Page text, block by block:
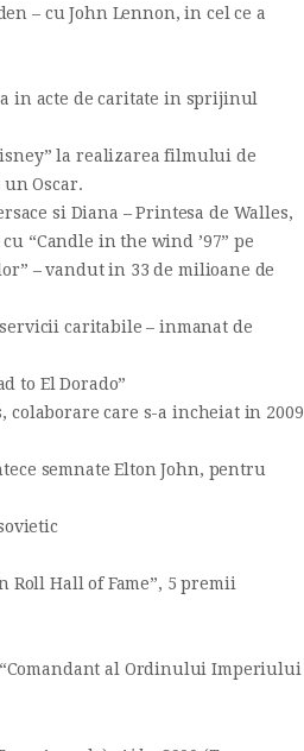
– cu John Lennon, in cel ce a
in acte de caritate in sprijinul
la realizarea filmului de
Oscar.
si Diana – Printesa de Walles,
“Candle in the wind ’97” pe
– vandut in 33 de milioane de
caritabile – inmanat de
to El Dorado”
colaborare care s-a incheiat in 2009
semnate Elton John, pentru
Roll Hall of Fame”, 5 premii
“Comandant al Ordinului Imperiului